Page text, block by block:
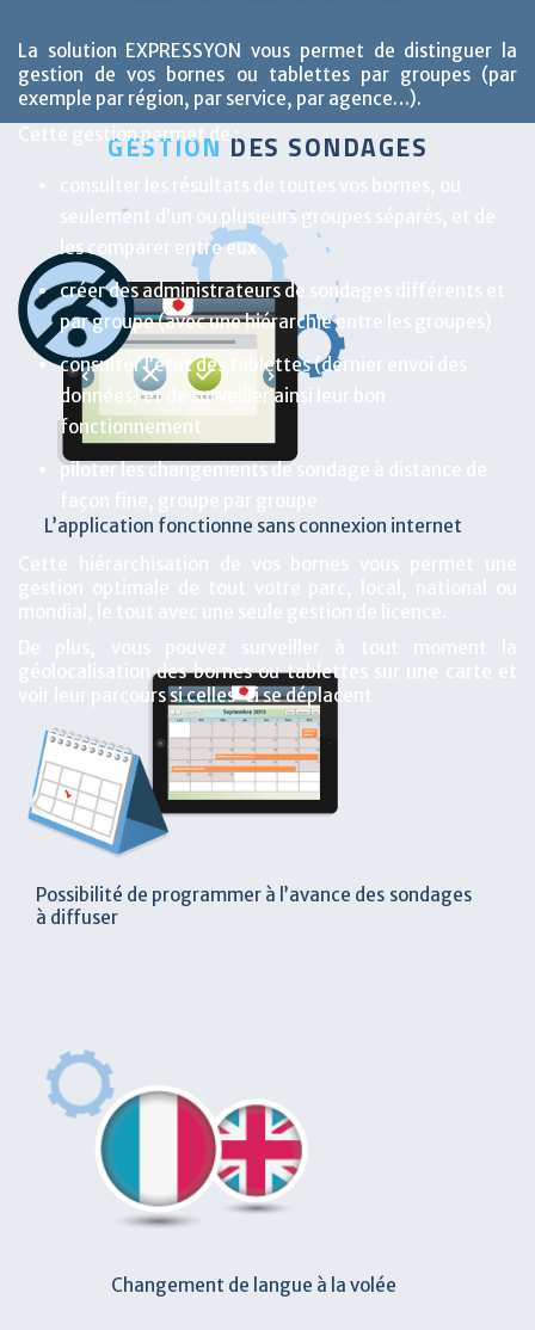
La solution EXPRESSYON vous permet de distinguer la
gestion de vos bornes ou tablettes par groupes (par
exemple par région, par service, par agence…).
Cette gestion permet de :
seulement d’un ou plusieurs groupes séparés, et de
les comparer entre eux
créer des administrateurs de sondages différents et
par groupe (avec une hiérarchie entre les groupes)
consulter l’état des tablettes (dernier envoi des
données) et de surveiller ainsi leur bon
fonctionnement
piloter les changements de sondage à distance de
géolocalisation des bornes ou tablettes sur une carte et
voir leur parcours si celles-ci se déplacent
GESTION DES SONDAGES
L’application fonctionne sans connexion internet
Possibilité de programmer à l’avance des sondages
à diffuser
Changement de langue à la volée